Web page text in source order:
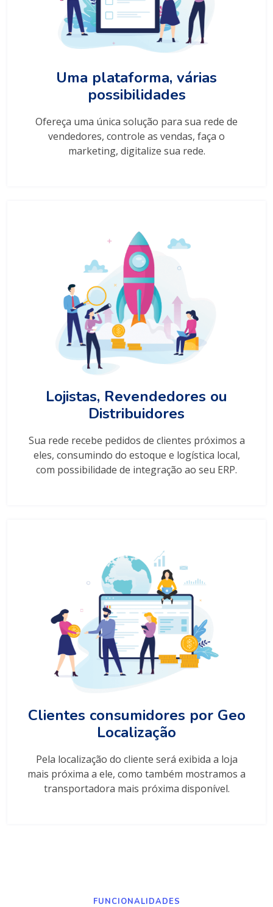
Uma plataforma, várias
possibilidades
Ofereça uma única solução para sua rede de
vendedores, controle as vendas, faça o
marketing, digitalize sua rede.
Lojistas, Revendedores ou
Distribuidores
Sua rede recebe pedidos de clientes próximos a
eles, consumindo do estoque e logística local,
com possibilidade de integração ao seu ERP.
Clientes consumidores por Geo
Localização
Pela localização do cliente será exibida a loja
mais próxima a ele, como também mostramos a
transportadora mais próxima disponível.
FUNCIONALIDADES